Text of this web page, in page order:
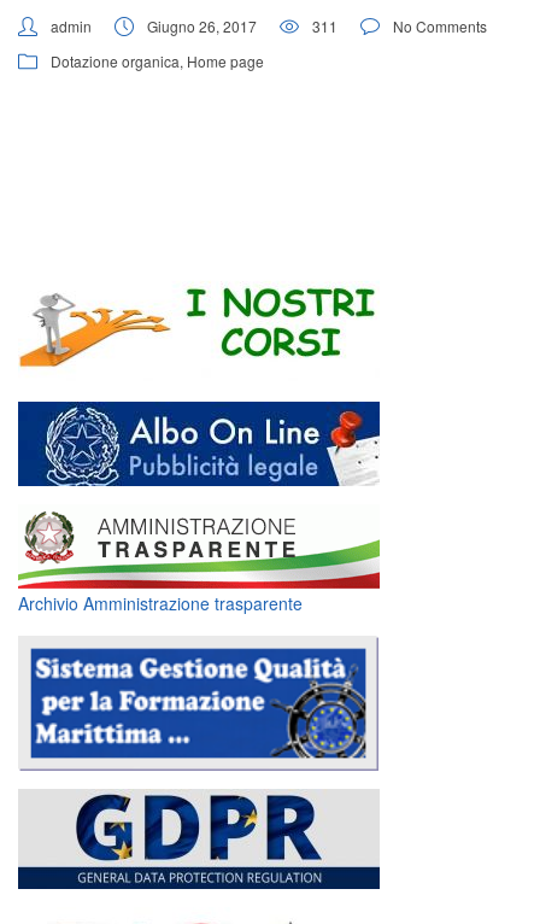
admin Giugno 26, 2017 311
No Comments
Dotazione organica, Home page
Archivio Amministrazione trasparente